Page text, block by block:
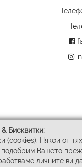
Бисквитки:
(cookies). Някои от
подобрим Вашето
личните ви